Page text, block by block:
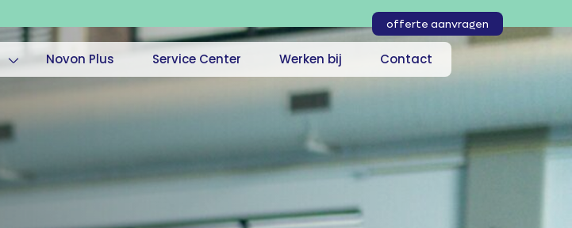
offerte aanvragen
Novon Plus Service Center Werken bij Contact